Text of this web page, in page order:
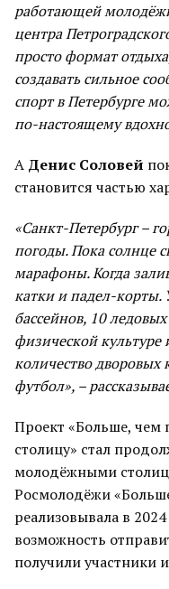
работающей
центра
просто формат
создавать сильное
спорт в Петербурге
по-настоящему
А Денис Соловей
становится частью
«Санкт-Петербург –
погоды. Пока солнце
марафоны. Когда
катки и падел-корты.
бассейнов, 10
физической культуре
количество дворовых
футбол», –
Проект «Больше, чем
столицу» стал
молодёжными
Росмолодёжи
реализовывала в
возможность
получили участники